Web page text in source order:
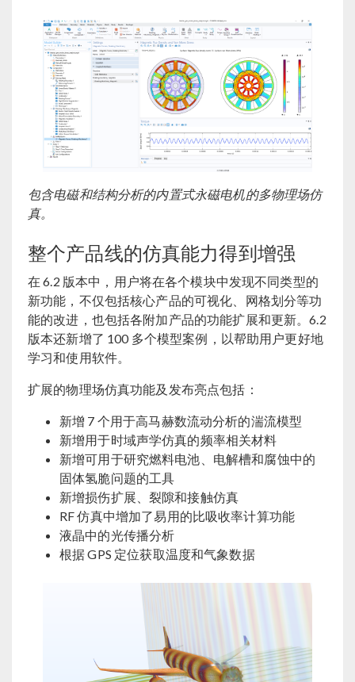
包含电磁和结构分析的内置式永磁电机的多物理场仿
真。
整个产品线的仿真能力得到增强
在 6.2 版本中，用户将在各个模块中发现不同类型的
新功能，不仅包括核心产品的可视化、网格划分等功
能的改进，也包括各附加产品的功能扩展和更新。6.2
版本还新增了 100 多个模型案例，以帮助用户更好地
学习和使用软件。
扩展的物理场仿真功能及发布亮点包括：
新增 7 个用于高马赫数流动分析的湍流模型
新增用于时域声学仿真的频率相关材料
新增可用于研究燃料电池、电解槽和腐蚀中的
固体氢脆问题的工具
新增损伤扩展、裂隙和接触仿真
RF 仿真中增加了易用的比吸收率计算功能
液晶中的光传播分析
根据 GPS 定位获取温度和气象数据